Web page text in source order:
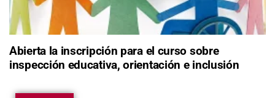
Abierta la inscripción para el curso sobre
inspección educativa, orientación e inclusión